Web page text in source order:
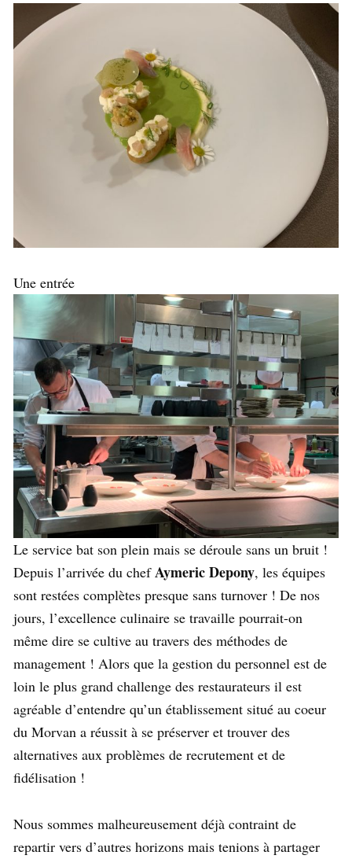
Une entrée
Le service bat son plein mais se déroule sans un bruit !
Depuis l’arrivée du chefAymeric Depony, les équipes
sont restées complètes presque sans turnover ! De nos
jours, l’excellence culinaire se travaille pourrait-on
même dire se cultive au travers des méthodes de
management ! Alors que la gestion du personnel est de
loin le plus grand challenge des restaurateurs il est
agréable d’entendre qu’un établissement situé au coeur
du Morvan a réussit à se préserver et trouver des
alternatives aux problèmes de recrutement et de
fidélisation !
Nous sommes malheureusement déjà contraint de
repartir vers d’autres horizons mais tenions à partager